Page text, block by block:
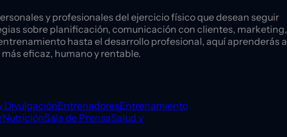
y profesionales del ejercicio físico que desean seguir
sobre planificación, comunicación con clientes, marketing,
hasta el desarrollo profesional, aquí aprenderás a
eficaz, humano y rentable.
DivulgaciónEntrenadoresEntrenamiento
NutriciónSala de PrensaSalud y